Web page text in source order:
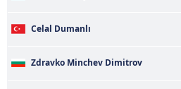
Celal Dumanlı
Zdravko Minchev Dimitrov